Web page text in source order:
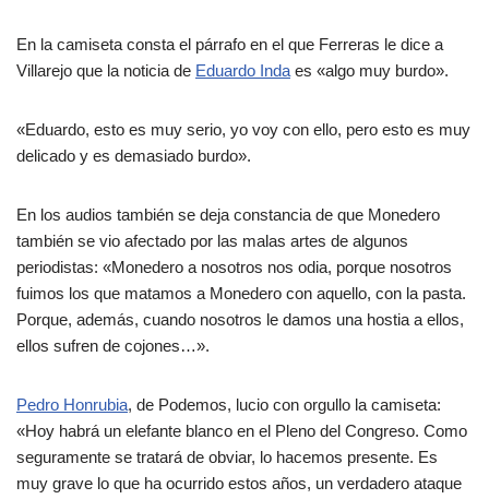
En la camiseta consta el párrafo en el que Ferreras le dice a
Villarejo que la noticia de Eduardo Inda es «algo muy burdo».
«Eduardo, esto es muy serio, yo voy con ello, pero esto es muy
delicado y es demasiado burdo».
En los audios también se deja constancia de que Monedero
también se vio afectado por las malas artes de algunos
periodistas: «Monedero a nosotros nos odia, porque nosotros
fuimos los que matamos a Monedero con aquello, con la pasta.
Porque, además, cuando nosotros le damos una hostia a ellos,
ellos sufren de cojones…».
Pedro Honrubia, de Podemos, lucio con orgullo la camiseta:
«Hoy habrá un elefante blanco en el Pleno del Congreso. Como
seguramente se tratará de obviar, lo hacemos presente. Es
muy grave lo que ha ocurrido estos años, un verdadero ataque